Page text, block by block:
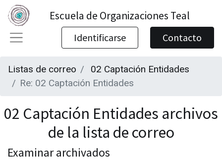
Escuela de Organizaciones Teal
Identificarse Contacto
Listas de correo
02 Captación Entidades
Re: 02 Captación Entidades
02 Captación Entidades archivos
de la lista de correo
Examinar archivados